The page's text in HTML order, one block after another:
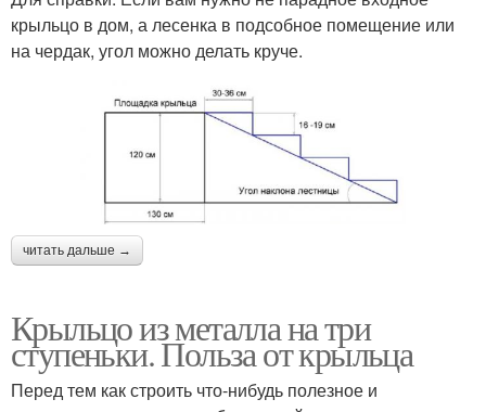
крыльцо в дом, а лесенка в подсобное помещение или
на чердак, угол можно делать круче.
читать дальше →
Крыльцо из металла на три
ступеньки. Польза от крыльца
Перед тем как строить что-нибудь полезное и